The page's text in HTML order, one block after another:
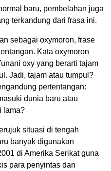
baru, pembelahan juga
terkandung dari frasa ini.
sebagai oxymoron, frase
Kata oxymoron
oxy yang berarti tajam
Jadi, tajam atau tumpul?
pertentangan:
dunia baru atau
lama?
situasi di tengah
banyak digunakan
di Amerika Serikat guna
para penyintas dan